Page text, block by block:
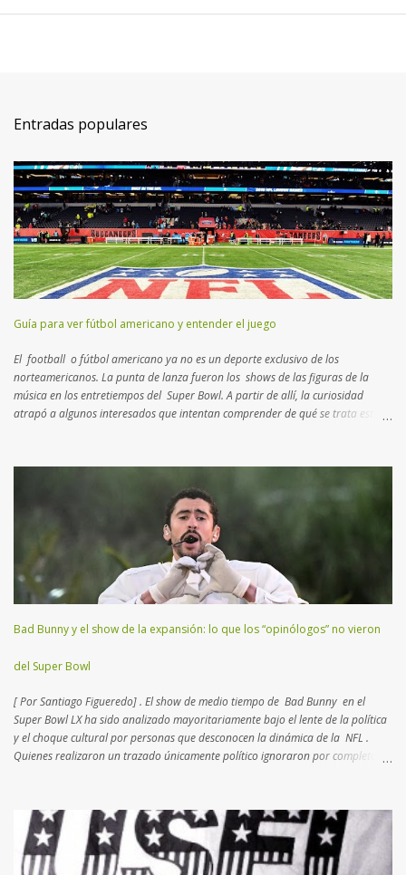
Entradas populares
Guía para ver fútbol americano y entender el juego
El football o fútbol americano ya no es un deporte exclusivo de los
norteamericanos. La punta de lanza fueron los shows de las figuras de la
música en los entretiempos del Super Bowl. A partir de allí, la curiosidad
atrapó a algunos interesados que intentan comprender de qué se trata esta
al football como un deporte de contacto . Si bien es cierto, hay
características más atractivas para detallar. Esta disciplina es un “ ajedrez
humano ”, como el que practicaban los reyes en la edad media con actores
reales en un campo abierto. En lugar de 16 piezas, hay dos equipos de 11
jugadores que se disputan el terreno, donde cada uno deberá transitar
yardas para anotar puntos, trasladando o pateando un balón ovalado. El
Super Bowl (o Super Tazón) es la final del campeonato mundial...
Bad Bunny y el show de la expansión: lo que los “opinólogos” no vieron
del Super Bowl
[ Por Santiago Figueredo] . El show de medio tiempo de Bad Bunny en el
Super Bowl LX ha sido analizado mayoritariamente bajo el lente de la política
y el choque cultural por personas que desconocen la dinámica de la NFL .
Quienes realizaron un trazado únicamente político ignoraron por completo el
para quienes conocemos el deporte fue un movimiento de mercado calculado
hacia los nuevos negocios . Los periodistas que seguimos la NFL desde
hace 20 años, sabemos que la Liga busca intérpretes que atraigan a un
público foráneo. Esta política de "exportación" comenzó en el nuevo milenio